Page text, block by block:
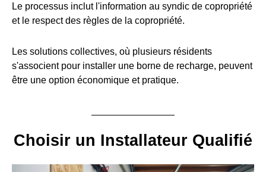
Le processus inclut l'information au syndic de copropriété
et le respect des règles de la copropriété.
Les solutions collectives, où plusieurs résidents
s'associent pour installer une borne de recharge, peuvent
être une option économique et pratique.
Choisir un Installateur Qualifié